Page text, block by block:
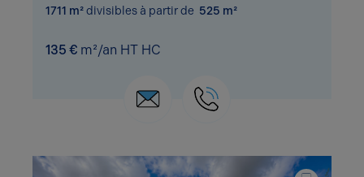
1711 m²divisibles à partir de 525 m²
135 € m²/an HT HC